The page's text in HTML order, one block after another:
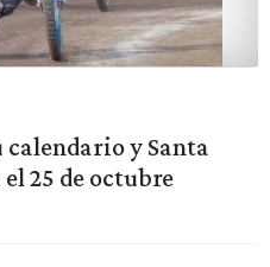
y Santa
25 de octubre